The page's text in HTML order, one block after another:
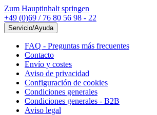
Zum Hauptinhalt springen
+49 (0)69 / 76 80 56 98 - 22
Servicio/Ayuda
FAQ - Preguntas más frecuentes
Contacto
Envío y costes
Aviso de privacidad
Configuración de cookies
Condiciones generales
Condiciones generales - B2B
Aviso legal